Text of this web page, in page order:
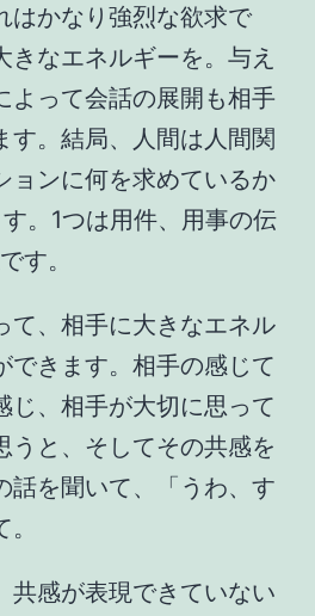
はかなり強烈な欲求で
きなエネルギーを。与え
よって会話の展開も相手
す。結局、人間は人間関
ョンに何を求めているか
。1つは用件、用事の伝
す。
て、相手に大きなエネル
できます。相手の感じて
じ、相手が大切に思って
うと、そしてその共感を
話を聞いて、「うわ、す
共感が表現できていない